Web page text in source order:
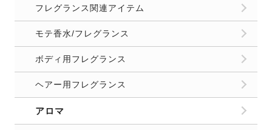
フレグランス関連アイテム
モテ香水/フレグランス
ボディ用フレグランス
ヘアー用フレグランス
アロマ